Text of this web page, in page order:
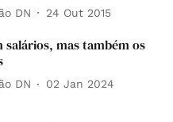
DN 24 Out 2015
salários, mas também os
DN 02 Jan 2024